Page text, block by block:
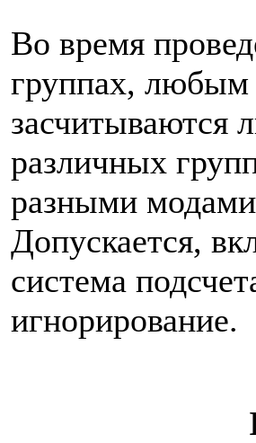
Во время
группах, любым
засчитываются
различных
разными
Допускается,
система
игнорирование.